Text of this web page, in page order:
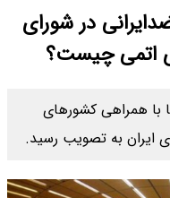
در شورای
اتمی چیست؟
با همراهی کشورهای
ایران به تصویب رسید.